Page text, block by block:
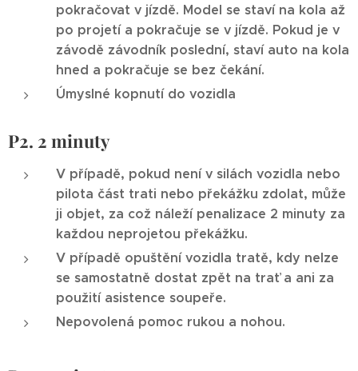
pokračovat v jízdě. Model se staví na kola až
po projetí a pokračuje se v jízdě. Pokud je v
závodě závodník poslední, staví auto na kola
hned a pokračuje se bez čekání.
Úmyslné kopnutí do vozidla
P2. 2 minuty
V případě, pokud není v silách vozidla nebo
pilota část trati nebo překážku zdolat, může
ji objet, za což náleží penalizace 2 minuty za
každou neprojetou překážku.
V případě opuštění vozidla tratě, kdy nelze
se samostatně dostat zpět na trať a ani za
použití asistence soupeře.
Nepovolená pomoc rukou a nohou.